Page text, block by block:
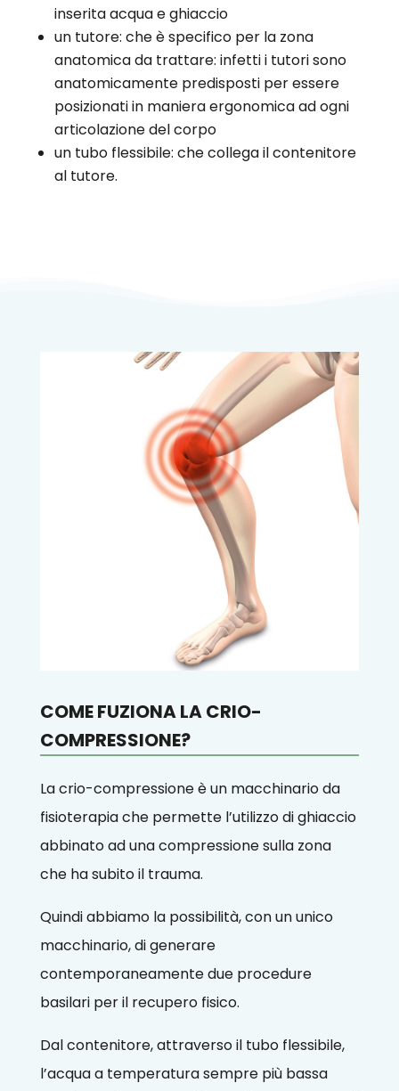
inserita acqua e ghiaccio
un tutore: che è specifico per la zona
anatomica da trattare: infetti i tutori sono
anatomicamente predisposti per essere
posizionati in maniera ergonomica ad ogni
articolazione del corpo
un tubo flessibile: che collega il contenitore
al tutore.
COME FUZIONA LA CRIO-
COMPRESSIONE?
La crio-compressione è un macchinario da
fisioterapia che permette l’utilizzo di ghiaccio
abbinato ad una compressione sulla zona
che ha subito il trauma.
Quindi abbiamo la possibilità, con un unico
macchinario, di generare
contemporaneamente due procedure
basilari per il recupero fisico.
Dal contenitore, attraverso il tubo flessibile,
l’acqua a temperatura sempre più bassa